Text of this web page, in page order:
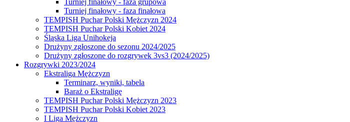
Turniej finałowy - faza finałowa
TEMPISH Puchar Polski Mężczyzn 2024
TEMPISH Puchar Polski Kobiet 2024
Śląska Liga Unihokeja
Drużyny zgłoszone do sezonu 2024/2025
Drużyny zgłoszone do rozgrywek 3vs3 (2024/2025)
Rozgrywki 2023/2024
Ekstraliga Mężczyzn
Terminarz, wyniki, tabela
Baraż o Ekstraligę
TEMPISH Puchar Polski Mężczyzn 2023
TEMPISH Puchar Polski Kobiet 2023
I Liga Mężczyzn